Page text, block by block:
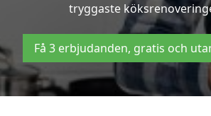
tryggaste
Få 3 erbjudanden, gratis och